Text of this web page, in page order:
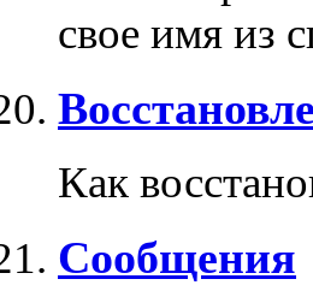
свое имя из
Как
Сообщения